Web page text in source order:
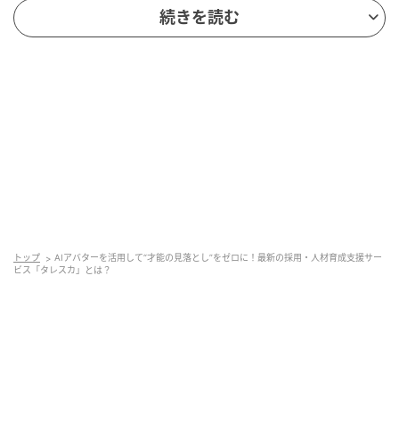
モンストレーションが行われていた。
ィングを行い、これまで採用領域で提供してきたAI面
続きを読む
トップ
AIアバターを活用して“才能の見落とし”をゼロに！最新の採用・人材育成支援サー
ビス「タレスカ」とは？